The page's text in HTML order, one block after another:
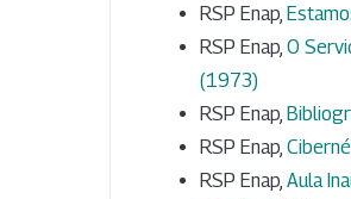
RSP Enap,
RSP Enap, O
(1973)
RSP Enap,
RSP Enap,
RSP Enap, Aula